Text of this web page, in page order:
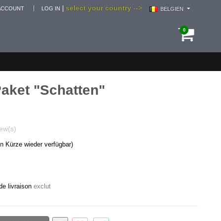
select your country --> BELGIEN
LOG IN
0
"Schatten"
Kürze wieder verfügbar)
livraison exclut